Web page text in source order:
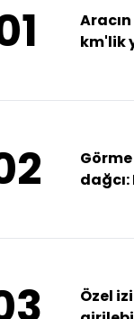
km'lik
dağcı:
Özel